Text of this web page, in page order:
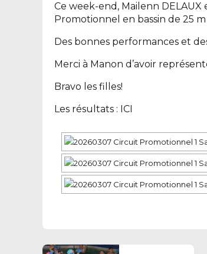
Ce week-end, Mailenn
Promotionnel en bassin de 25
Des bonnes performances et
Merci à Manon d’avoir
Bravo les filles!
Les résultats : ICI